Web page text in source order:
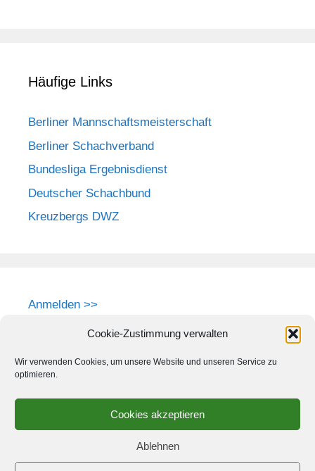
Cookie-Zustimmung verwalten
Wir verwenden Cookies, um unsere Website und unseren Service zu
optimieren.
Cookies akzeptieren
Ablehnen
Häufige Links
Berliner Mannschaftsmeisterschaft
Berliner Schachverband
Bundesliga Ergebnisdienst
Deutscher Schachbund
Kreuzbergs DWZ
Anmelden >>